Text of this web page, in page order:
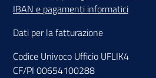
IBAN e pagamenti informatici
Dati per la fatturazione
Codice Univoco Ufficio UFLIK4
CF/PI 00654100288